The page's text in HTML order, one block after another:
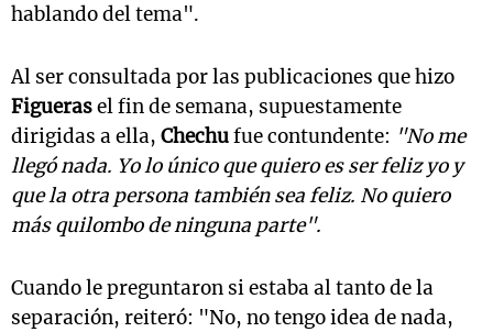
hablando del tema".
Al ser consultada por las publicaciones que hizo
Figuerasel fin de semana, supuestamente
dirigidas a ella, Chechufue contundente: "No me
llegó nada. Yo lo único que quiero es ser feliz yo y
que la otra persona también sea feliz. No quiero
más quilombo de ninguna parte".
Cuando le preguntaron si estaba al tanto de la
separación, reiteró: "No, no tengo idea de nada,